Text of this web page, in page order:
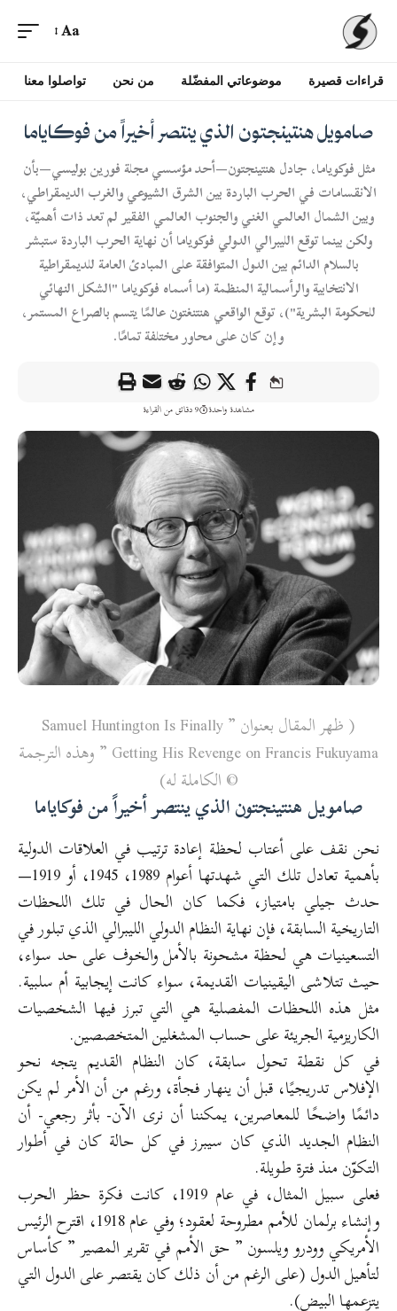
Aa
قراءات قصيرة موضوعاتي المفضّلة من نحن تواصلوا معنا
صامويل هنتينجتون الذي ينتصر أخيراً من فوكاياما
مثل فوكوياما، جادل هنتينجتون—أحد مؤسسي مجلة فورين بوليسي—بأن
الانقسامات في الحرب الباردة بين الشرق الشيوعي والغرب الديمقراطي،
وبين الشمال العالمي الغني والجنوب العالمي الفقير لم تعد ذات أهميّة،
ولكن بينما توقع الليبرالي الدولي فوكوياما أن نهاية الحرب الباردة ستبشر
بالسلام الدائم بين الدول المتوافقة على المبادئ العامة للديمقراطية
الانتخابية والرأسمالية المنظمة (ما أسماه فوكوياما "الشكل النهائي
للحكومة البشرية")، توقع الواقعي هنتنغتون عالمًا يتسم بالصراع المستمر،
وإن كان على محاور مختلفة تمامًا.
مشاهدة واحدة 9 دقائق من القراءة
( ظهر المقال بعنوان ” Samuel Huntington Is Finally
Getting His Revenge on Francis Fukuyama ” وهذه الترجمة
© الكاملة له)
صامويل هنتينجتون الذي ينتصر أخيراً من فوكاياما
نحن نقف على أعتاب لحظة إعادة ترتيب في العلاقات الدولية
بأهمية تعادل تلك التي شهدتها أعوام 1989، 1945، أو 1919—
حدث جيلي بامتياز، فكما كان الحال في تلك اللحظات
التاريخية السابقة، فإن نهاية النظام الدولي الليبرالي الذي تبلور في
التسعينيات هي لحظة مشحونة بالأمل والخوف على حد سواء،
حيث تتلاشى اليقينيات القديمة، سواء كانت إيجابية أم سلبية.
مثل هذه اللحظات المفصلية هي التي تبرز فيها الشخصيات
الكاريزمية الجريئة على حساب المشغلين المتخصصين.
في كل نقطة تحول سابقة، كان النظام القديم يتجه نحو
الإفلاس تدريجيًا، قبل أن ينهار فجأة، ورغم من أن الأمر لم يكن
دائمًا واضحًا للمعاصرين، يمكننا أن نرى الآن- بأثر رجعي- أن
النظام الجديد الذي كان سيبرز في كل حالة كان في أطوار
التكوّن منذ فترة طويلة.
فعلى سبيل المثال، في عام 1919، كانت فكرة حظر الحرب
وإنشاء برلمان للأمم مطروحة لعقود؛ وفي عام 1918، اقترح الرئيس
الأمريكي وودرو ويلسون ” حق الأمم في تقرير المصير ” كأساس
لتأهيل الدول (على الرغم من أن ذلك كان يقتصر على الدول التي
يتزعمها البيض).